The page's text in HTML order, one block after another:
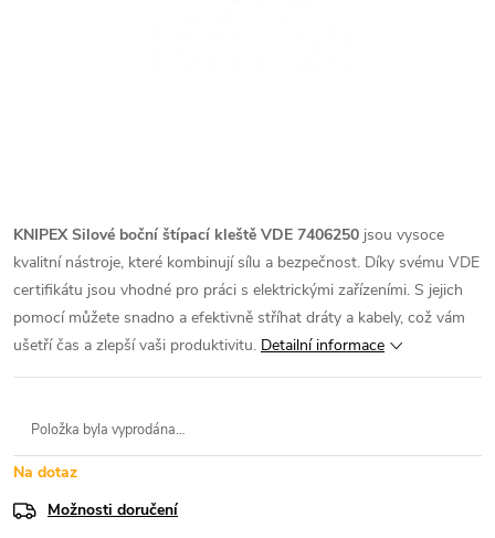
KNIPEX Silové boční štípací kleště VDE 7406250 jsou vysoce
kvalitní nástroje, které kombinují sílu a bezpečnost. Díky svému VDE
certifikátu jsou vhodné pro práci s elektrickými zařízeními. S jejich
pomocí můžete snadno a efektivně stříhat dráty a kabely, což vám
ušetří čas a zlepší vaši produktivitu. Detailní informace
Položka byla vyprodána…
Na dotaz
Možnosti doručení